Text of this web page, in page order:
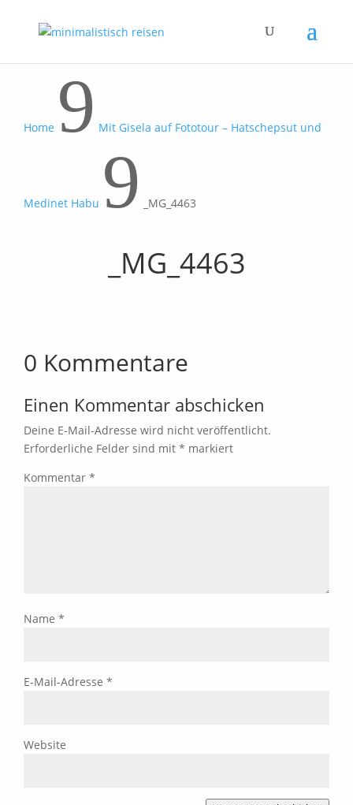
Home 9 Mit Gisela auf Fototour – Hatschepsut und
Medinet Habu 9 _MG_4463
_MG_4463
0 Kommentare
Einen Kommentar abschicken
Deine E-Mail-Adresse wird nicht veröffentlicht.
Erforderliche Felder sind mit * markiert
Kommentar *
Name *
E-Mail-Adresse *
Website